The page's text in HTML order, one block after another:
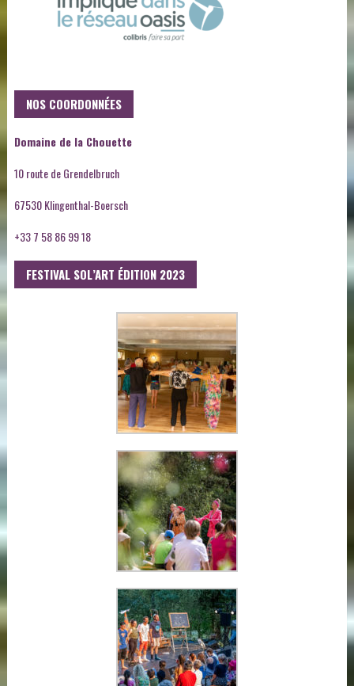
NOS COORDONNÉES
Domaine de la Chouette
10 route de Grendelbruch
67530 Klingenthal-Boersch
+33 7 58 86 99 18
FESTIVAL SOL’ART ÉDITION 2023